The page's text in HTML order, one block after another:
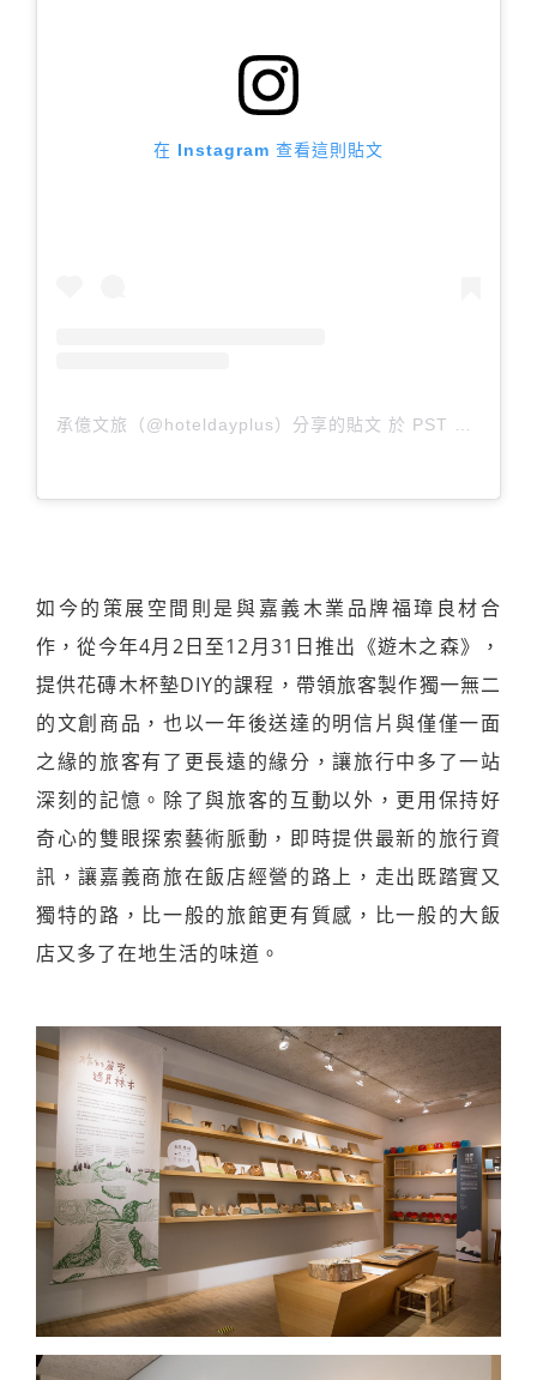
在 Instagram 查看這則貼文
承億文旅（@hoteldayplus）分享的貼文 於 PST 2018 年 3月 月 7 日 上午 4:31
如今的策展空間則是與嘉義木業品牌福璋良材合
作，從今年4月2日至12月31日推出《遊木之森》，
提供花磚木杯墊DIY的課程，帶領旅客製作獨一無二
的文創商品，也以一年後送達的明信片與僅僅一面
之緣的旅客有了更長遠的緣分，讓旅行中多了一站
深刻的記憶。除了與旅客的互動以外，更用保持好
奇心的雙眼探索藝術脈動，即時提供最新的旅行資
訊，讓嘉義商旅在飯店經營的路上，走出既踏實又
獨特的路，比一般的旅館更有質感，比一般的大飯
店又多了在地生活的味道。